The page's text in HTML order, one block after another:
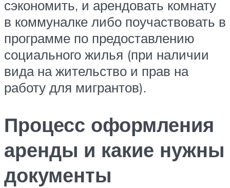
сэкономить, и арендовать комнату
в коммуналке либо поучаствовать в
программе по предоставлению
социального жилья (при наличии
вида на жительство и прав на
работу для мигрантов).
Процесс оформления
аренды и какие нужны
документы